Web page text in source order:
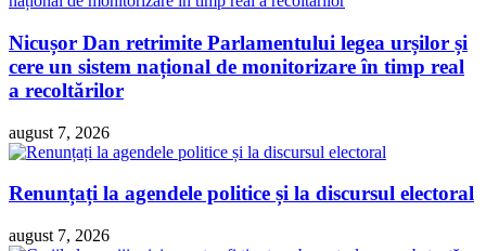
Nicușor Dan retrimite Parlamentului legea urșilor și
cere un sistem național de monitorizare în timp real
a recoltărilor
august 7, 2026
Renunțați la agendele politice și la discursul electoral
august 7, 2026